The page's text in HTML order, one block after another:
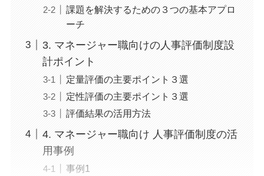
課題を解決するための３つの基本アプロ
ーチ
3. マネージャー職向けの人事評価制度設
計ポイント
定量評価の主要ポイント３選
定性評価の主要ポイント３選
評価結果の活用方法
4. マネージャー職向け 人事評価制度の活
用事例
事例1